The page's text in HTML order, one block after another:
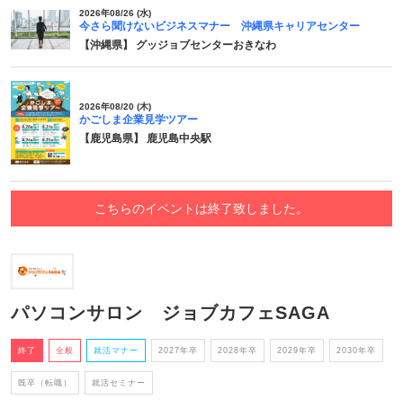
2026年08/26 (水)
今さら聞けないビジネスマナー 沖縄県キャリアセンター
【沖縄県】 グッジョブセンターおきなわ
2026年08/20 (木)
かごしま企業見学ツアー
【鹿児島県】 鹿児島中央駅
こちらのイベントは終了致しました。
パソコンサロン ジョブカフェSAGA
終了 全般 就活マナー 2027年卒 2028年卒 2029年卒 2030年卒
既卒（転職） 就活セミナー